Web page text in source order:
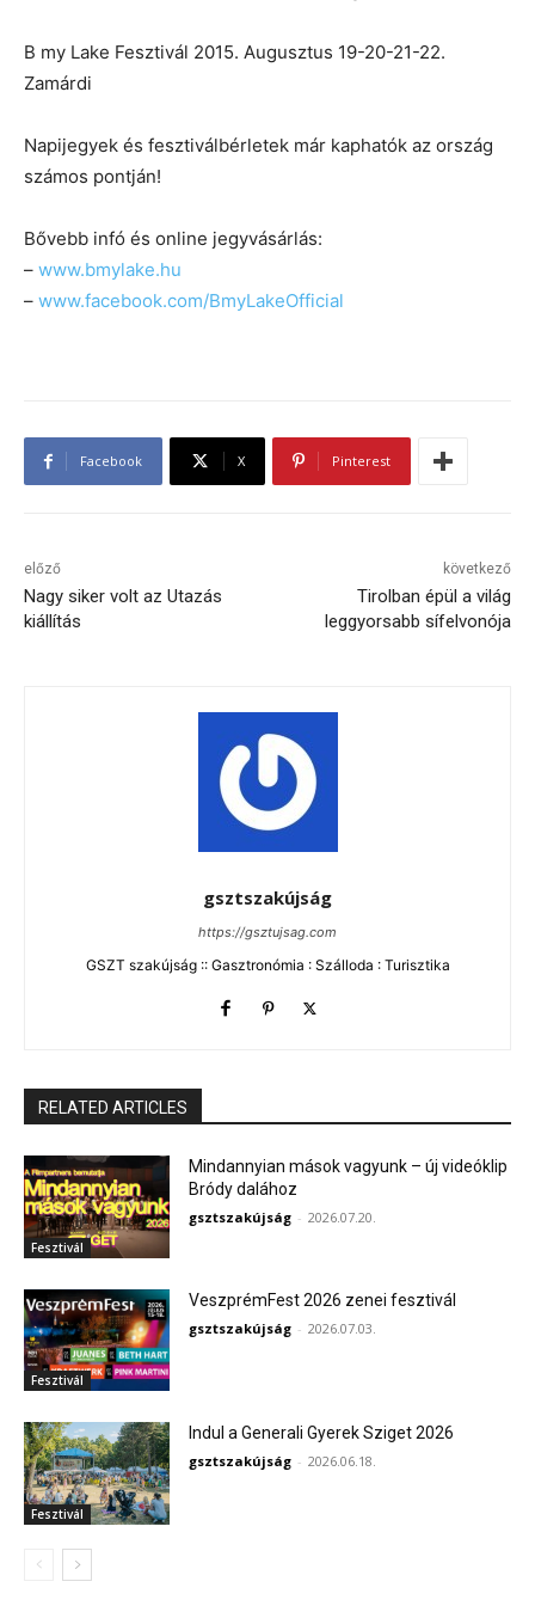
B my Lake Fesztivál 2015. Augusztus 19-20-21-22.
Zamárdi
Napijegyek és fesztiválbérletek már kaphatók az ország
számos pontján!
Bővebb infó és online jegyvásárlás:
– www.bmylake.hu
– www.facebook.com/BmyLakeOfficial
Facebook X Pinterest
előző
Nagy siker volt az Utazás
kiállítás
következő
Tirolban épül a világ
leggyorsabb sífelvonója
gsztszakújság
https://gsztujsag.com
GSZT szakújság :: Gasztronómia : Szálloda : Turisztika
RELATED ARTICLES
Fesztivál
Mindannyian mások vagyunk – új videóklip
Bródy dalához
gsztszakújság - 2026.07.20.
Fesztivál
VeszprémFest 2026 zenei fesztivál
gsztszakújság - 2026.07.03.
Fesztivál
Indul a Generali Gyerek Sziget 2026
gsztszakújság - 2026.06.18.